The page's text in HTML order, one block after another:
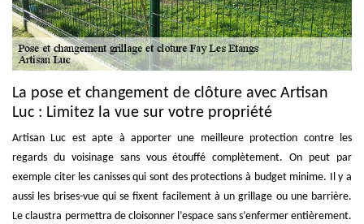
La pose et changement de clôture avec Artisan
Luc : Limitez la vue sur votre propriété
Artisan Luc est apte à apporter une meilleure protection contre les
regards du voisinage sans vous étouffé complètement. On peut par
exemple citer les canisses qui sont des protections à budget minime. Il y a
aussi les brises-vue qui se fixent facilement à un grillage ou une barrière.
Le claustra permettra de cloisonner l’espace sans s’enfermer entièrement.